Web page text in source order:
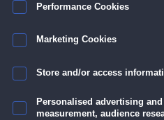
Performance Cookies
Marketing Cookies
Store and/or access
Personalised advertising
measurement, audience